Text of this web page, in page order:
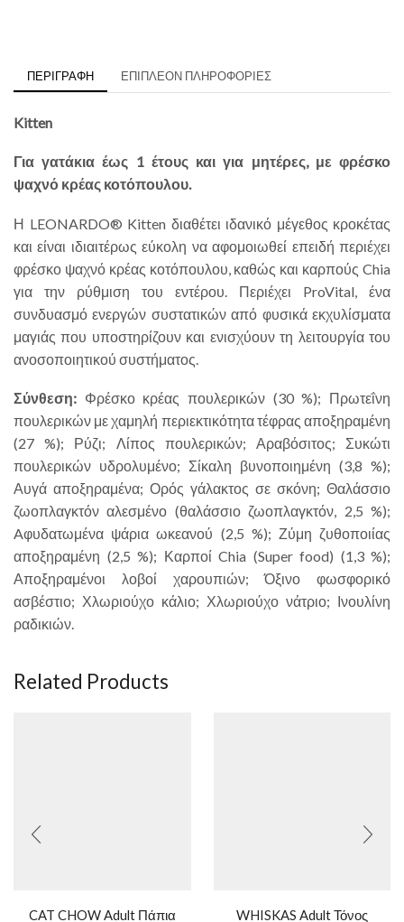
ΠΕΡΙΓΡΑΦΉ ΕΠΙΠΛΈΟΝ ΠΛΗΡΟΦΟΡΊΕΣ
Kitten
Για γατάκια έως 1 έτους και για μητέρες, με φρέσκο
ψαχνό κρέας κοτόπουλου.
Η LEONARDO® Kitten διαθέτει ιδανικό μέγεθος κροκέτας
και είναι ιδιαιτέρως εύκολη να αφομοιωθεί επειδή περιέχει
φρέσκο ψαχνό κρέας κοτόπουλου, καθώς και καρπούς Chia
για την ρύθμιση του εντέρου. Περιέχει ProVital, ένα
συνδυασμό ενεργών συστατικών από φυσικά εκχυλίσματα
μαγιάς που υποστηρίζουν και ενισχύουν τη λειτουργία του
ανοσοποιητικού συστήματος.
Σύνθεση: Φρέσκο κρέας πουλερικών (30 %); Πρωτεΐνη
πουλερικών με χαμηλή περιεκτικότητα τέφρας αποξηραμένη
(27 %); Ρύζι; Λίπος πουλερικών; Αραβόσιτος; Συκώτι
πουλερικών υδρολυμένο; Σίκαλη βυνοποιημένη (3,8 %);
Αυγά αποξηραμένα; Ορός γάλακτος σε σκόνη; Θαλάσσιο
ζωοπλαγκτόν αλεσμένο (θαλάσσιο ζωοπλαγκτόν, 2,5 %);
Aφυδατωμένα ψάρια ωκεανού (2,5 %); Ζύμη ζυθοποιίας
αποξηραμένη (2,5 %); Καρποί Chia (Super food) (1,3 %);
Αποξηραμένοι λοβοί χαρουπιών; Όξινο φωσφορικό
ασβέστιο; Χλωριούχο κάλιο; Χλωριούχο νάτριο; Ινουλίνη
ραδικιών.
Related Products
CAT CHOW Adult Πάπια WHISKAS Adult Τόνος